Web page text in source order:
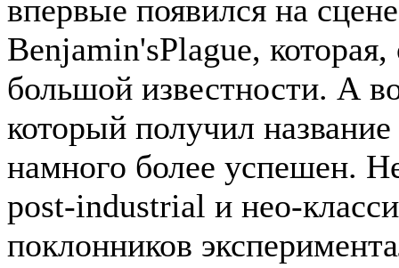
впервые появился на
Benjamin'sPlague,
большой известности. А
который получил название
намного более успешен.
post-industrial и нео-
поклонников